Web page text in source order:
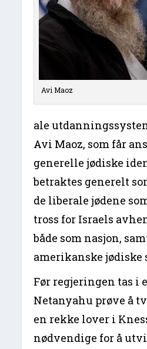
Avi Maoz
ale
Avi Maoz, som får
generelle jødiske
betraktes generelt
de liberale jødene
tross for Israels
både som nasjon,
amerikanske jødiske
Før regjeringen tas i
Netanyahu prøve å
en rekke lover i
nødvendige for å